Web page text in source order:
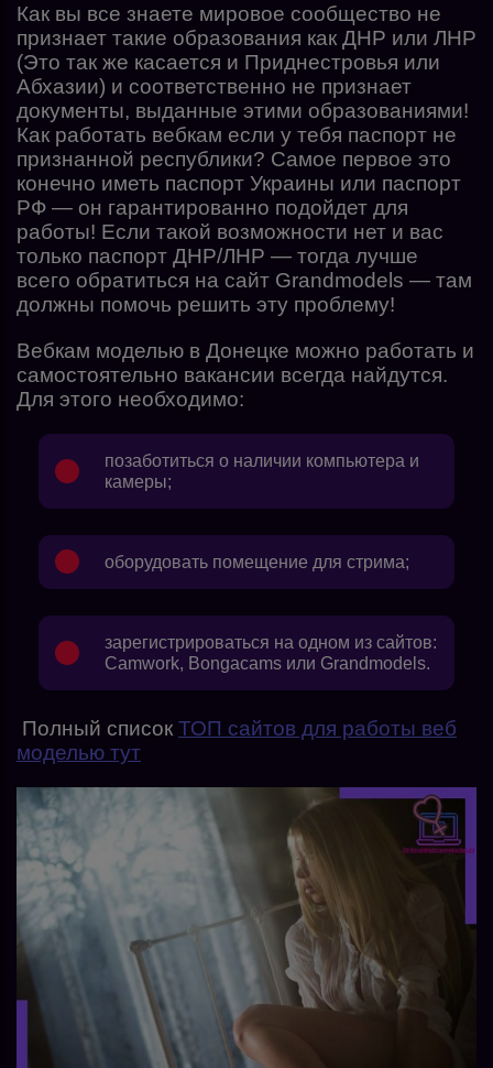
Как вы все знаете мировое сообщество не
признает такие образования как ДНР или ЛНР
(Это так же касается и Приднестровья или
Абхазии) и соответственно не признает
документы, выданные этими образованиями!
Как работать вебкам если у тебя паспорт не
признанной республики? Самое первое это
конечно иметь паспорт Украины или паспорт
РФ — он гарантированно подойдет для
работы! Если такой возможности нет и вас
только паспорт ДНР/ЛНР — тогда лучше
всего обратиться на сайт Grandmodels — там
должны помочь решить эту проблему!
Вебкам моделью в Донецке можно работать и
самостоятельно вакансии всегда найдутся.
Для этого необходимо:
позаботиться о наличии компьютера и
камеры;
оборудовать помещение для стрима;
зарегистрироваться на одном из сайтов:
Camwork, Bongacams или Grandmodels.
Полный список ТОП сайтов для работы веб
моделью тут